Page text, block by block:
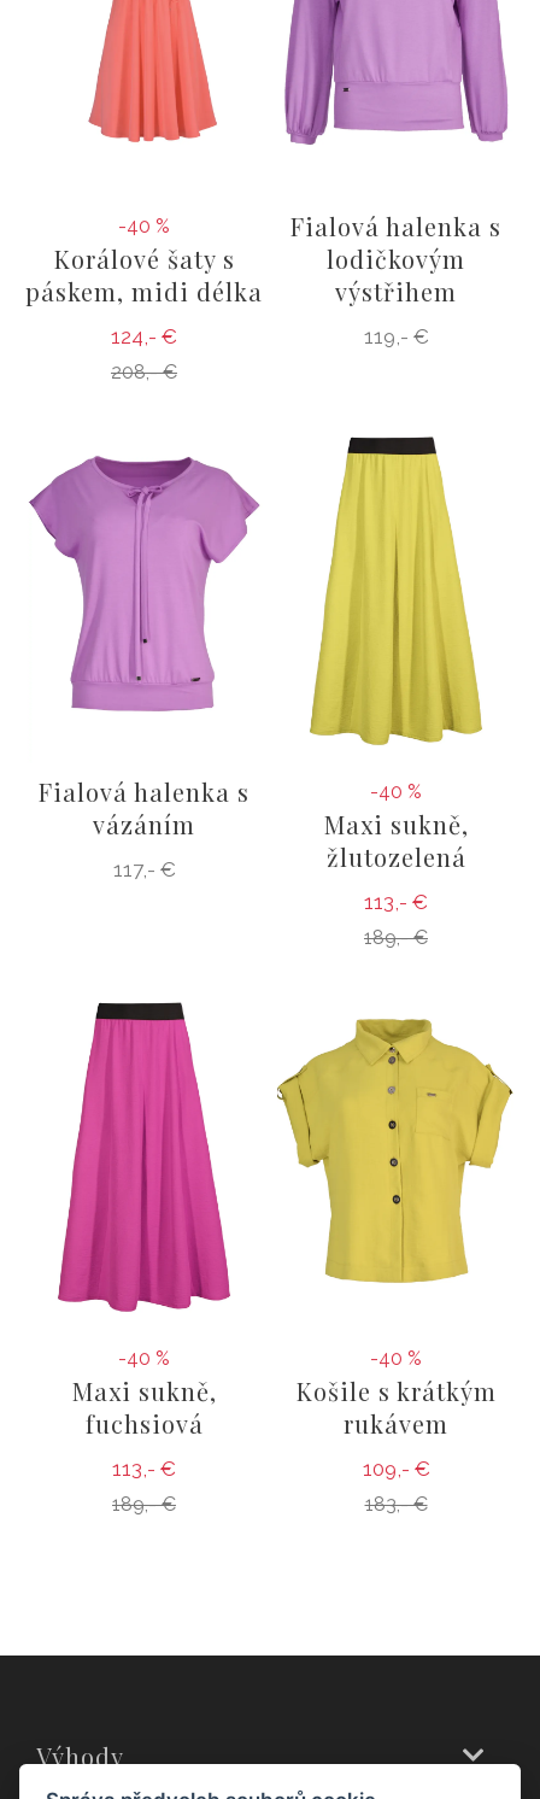
-40 %
Korálové šaty s
páskem, midi délka
124,- €
208,- €
Fialová halenka s
lodičkovým
výstřihem
119,- €
Fialová halenka s
vázáním
117,- €
-40 %
Maxi sukně,
žlutozelená
113,- €
189,- €
-40 %
Maxi sukně,
fuchsiová
113,- €
189,- €
-40 %
Košile s krátkým
rukávem
109,- €
183,- €
Výhody